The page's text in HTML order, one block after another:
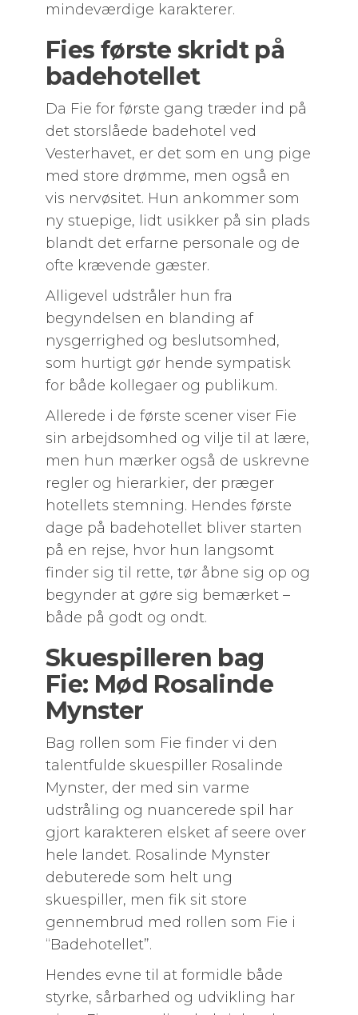
mindeværdige karakterer.
Fies første skridt på
badehotellet
Da Fie for første gang træder ind på
det storslåede badehotel ved
Vesterhavet, er det som en ung pige
med store drømme, men også en
vis nervøsitet. Hun ankommer som
ny stuepige, lidt usikker på sin plads
blandt det erfarne personale og de
ofte krævende gæster.
Alligevel udstråler hun fra
begyndelsen en blanding af
nysgerrighed og beslutsomhed,
som hurtigt gør hende sympatisk
for både kollegaer og publikum.
Allerede i de første scener viser Fie
sin arbejdsomhed og vilje til at lære,
men hun mærker også de uskrevne
regler og hierarkier, der præger
hotellets stemning. Hendes første
dage på badehotellet bliver starten
på en rejse, hvor hun langsomt
finder sig til rette, tør åbne sig op og
begynder at gøre sig bemærket –
både på godt og ondt.
Skuespilleren bag
Fie: Mød Rosalinde
Mynster
Bag rollen som Fie finder vi den
talentfulde skuespiller Rosalinde
Mynster, der med sin varme
udstråling og nuancerede spil har
gjort karakteren elsket af seere over
hele landet. Rosalinde Mynster
debuterede som helt ung
skuespiller, men fik sit store
gennembrud med rollen som Fie i
“Badehotellet”.
Hendes evne til at formidle både
styrke, sårbarhed og udvikling har